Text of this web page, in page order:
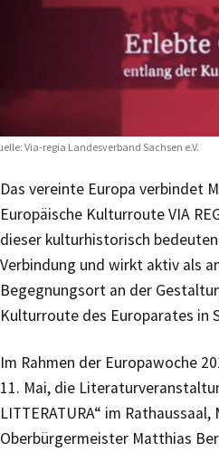
Via-regia Landesverband Sachsen e.V.
Das vereinte Europa verbindet
Europäische Kulturroute VIA
dieser kulturhistorisch
Verbindung und wirkt aktiv als
Begegnungsort an der
Kulturroute des Europarates in
Im Rahmen der Europawoche
11. Mai, die
LITTERATURA“ im
Oberbürgermeister Matthias